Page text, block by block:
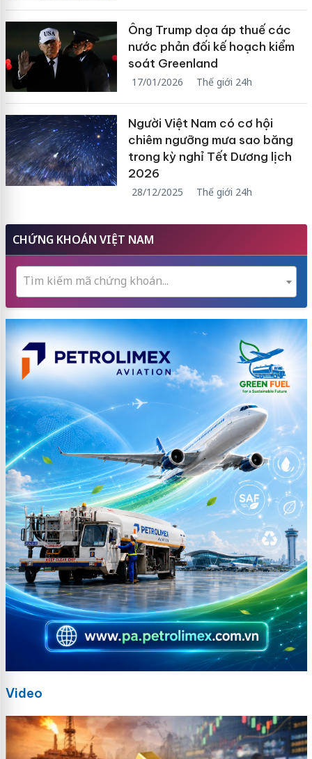
Ông Trump dọa áp thuế các
nước phản đối kế hoạch kiểm
soát Greenland
17/01/2026 Thế giới 24h
Người Việt Nam có cơ hội
chiêm ngưỡng mưa sao băng
trong kỳ nghỉ Tết Dương lịch
2026
28/12/2025 Thế giới 24h
CHỨNG KHOÁN VIỆT NAM
Tìm kiếm mã chứng khoán...
Video